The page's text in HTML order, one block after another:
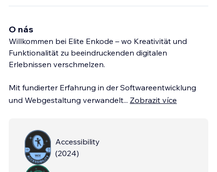
O nás
Willkommen bei Elite Enkode – wo Kreativität und
Funktionalität zu beeindruckenden digitalen
Erlebnissen verschmelzen.
Mit fundierter Erfahrung in der Softwareentwicklung
und Webgestaltung verwandelt... Zobrazit více
Accessibility
(2024)